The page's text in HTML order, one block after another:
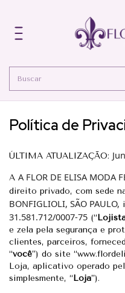
Política de
ÚLTIMA ATUALIZAÇÃO:
A A FLOR DE ELISA MODA
direito privado, com sede
BONFIGLIOLI, SÃO PAULO,
31.581.712/0007-75 (“
e zela pela segurança e
clientes, parceiros,
“você”) do site
Loja, aplicativo operado
simplesmente, “Loja”).